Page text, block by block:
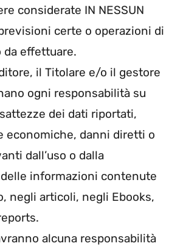
considerate IN NESSUN
certe o operazioni di
effettuare.
il Titolare e/o il gestore
ogni responsabilità su
dei dati riportati,
economiche, danni diretti o
dall’uso o dalla
informazioni contenute
negli articoli, negli Ebooks,
alcuna responsabilità